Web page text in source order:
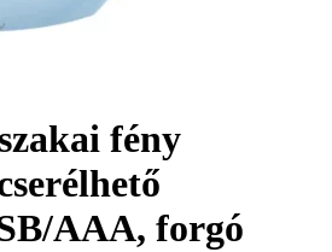
fény
AAA, forgó